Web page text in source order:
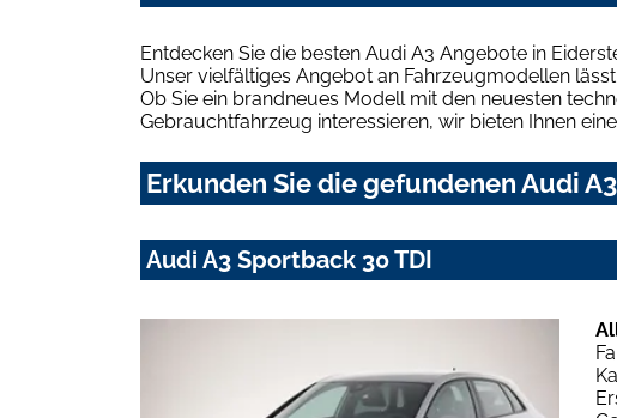
Entdecken Sie die besten Audi A3 Angebote in
Unser vielfältiges Angebot an Fahrzeugmodellen
Ob Sie ein brandneues Modell mit den neuesten
Gebrauchtfahrzeug interessieren, wir bieten Ihnen
Erkunden Sie die gefundenen Audi
Audi A3 Sportback 30 TDI